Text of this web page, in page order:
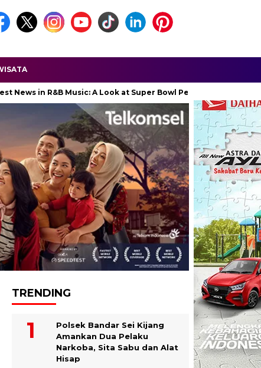
R&B Music: A Look at Super Bowl Performances, New Albums,
TRENDING
Polsek Bandar Sei Kijang
Amankan Dua Pelaku
Narkoba, Sita Sabu dan Alat
Hisap